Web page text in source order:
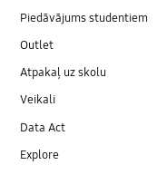
Piedāvājums studentiem
Outlet
Atpakaļ uz skolu
Veikali
Data Act
Explore